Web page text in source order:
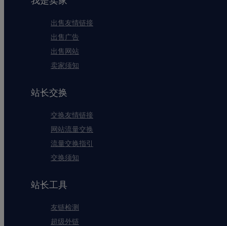
出售友情链接
出售广告
出售网站
卖家须知
站长交换
交换友情链接
网站流量交换
流量交换指引
交换须知
站长工具
友链检测
超级外链